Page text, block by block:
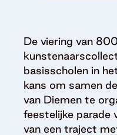
De viering van
basisscholen in
kans om samen
van Diemen te
feestelijke
van een traject